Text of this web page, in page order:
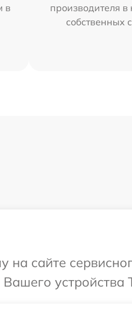
в
производителя
собственных
сайте
устройства